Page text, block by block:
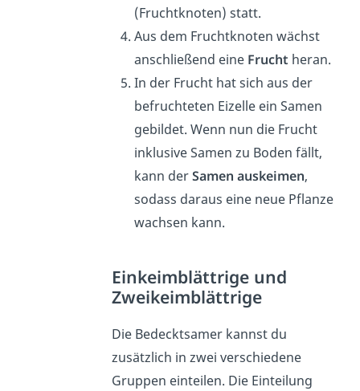
(Fruchtknoten) statt.
Aus dem Fruchtknoten wächst
anschließend eine Frucht heran.
In der Frucht hat sich aus der
befruchteten Eizelle ein Samen
gebildet. Wenn nun die Frucht
inklusive Samen zu Boden fällt,
kann derSamen auskeimen,
sodass daraus eine neue Pflanze
wachsen kann.
Einkeimblättrige und
Zweikeimblättrige
Die Bedecktsamer kannst du
zusätzlich in zwei verschiedene
Gruppen einteilen. Die Einteilung